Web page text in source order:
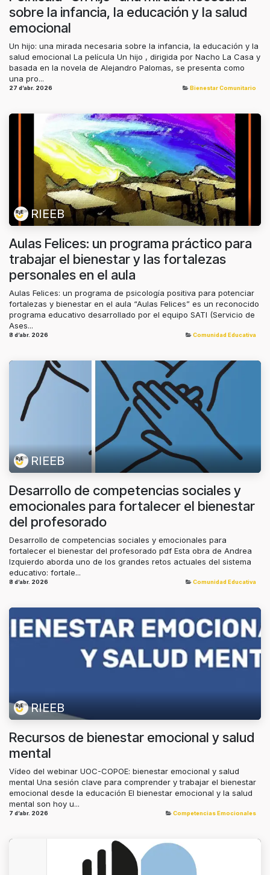
sobre la infancia, la educación y la salud
emocional
Un hijo: una mirada necesaria sobre la infancia, la educación y la
salud emocional La película Un hijo , dirigida por Nacho La Casa y
basada en la novela de Alejandro Palomas, se presenta como
una pro...
27 d’abr. 2026 Bienestar Comunitario
RIEEB
Aulas Felices: un programa práctico para
trabajar el bienestar y las fortalezas
personales en el aula
Aulas Felices: un programa de psicología positiva para potenciar
fortalezas y bienestar en el aula “Aulas Felices” es un reconocido
programa educativo desarrollado por el equipo SATI (Servicio de
Ases...
8 d’abr. 2026 Comunidad Educativa
RIEEB
Desarrollo de competencias sociales y
emocionales para fortalecer el bienestar
del profesorado
Desarrollo de competencias sociales y emocionales para
fortalecer el bienestar del profesorado pdf Esta obra de Andrea
Izquierdo aborda uno de los grandes retos actuales del sistema
educativo: fortale...
8 d’abr. 2026 Comunidad Educativa
RIEEB
Recursos de bienestar emocional y salud
mental
Vídeo del webinar UOC-COPOE: bienestar emocional y salud
mental Una sesión clave para comprender y trabajar el bienestar
emocional desde la educación El bienestar emocional y la salud
mental son hoy u...
7 d’abr. 2026 Competencias Emocionales